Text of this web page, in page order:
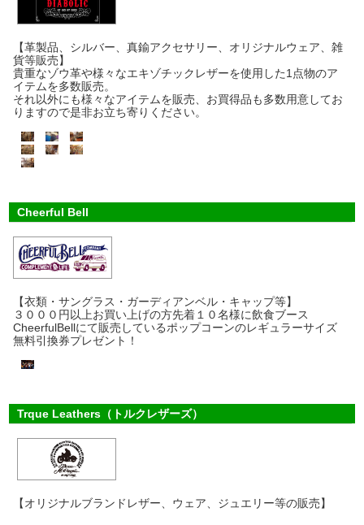
【革製品、シルバー、真鍮アクセサリー、オリジナルウェア、雑
貨等販売】
貴重なゾウ革や様々なエキゾチックレザーを使用した1点物のア
イテムを多数販売。
それ以外にも様々なアイテムを販売、お買得品も多数用意してお
りますので是非お立ち寄りください。
Cheerful Bell
【衣類・サングラス・ガーディアンベル・キャップ等】
３０００円以上お買い上げの方先着１０名様に飲食ブース
CheerfulBellにて販売しているポップコーンのレギュラーサイズ
無料引換券プレゼント！
Trque Leathers（トルクレザーズ）
【オリジナルブランドレザー、ウェア、ジュエリー等の販売】